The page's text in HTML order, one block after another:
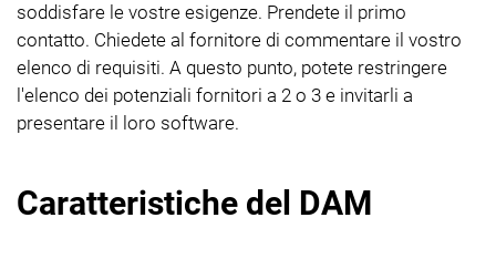
soddisfare le vostre esigenze. Prendete il primo
contatto. Chiedete al fornitore di commentare il vostro
elenco di requisiti. A questo punto, potete restringere
l'elenco dei potenziali fornitori a 2 o 3 e invitarli a
presentare il loro software.
Caratteristiche del DAM